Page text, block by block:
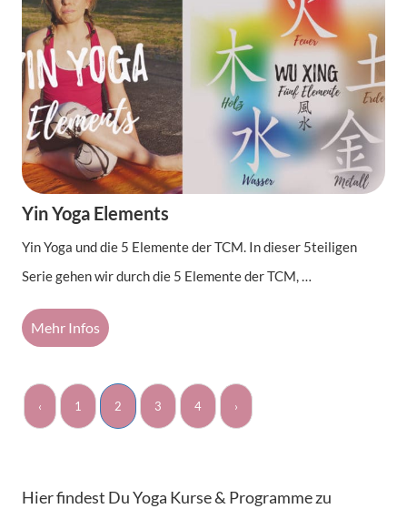
Yin Yoga Elements
Yin Yoga und die 5 Elemente der TCM. In dieser 5teiligen
Serie gehen wir durch die 5 Elemente der TCM, …
Mehr Infos
‹ 1 2 3 4 ›
Hier findest Du Yoga Kurse & Programme zu